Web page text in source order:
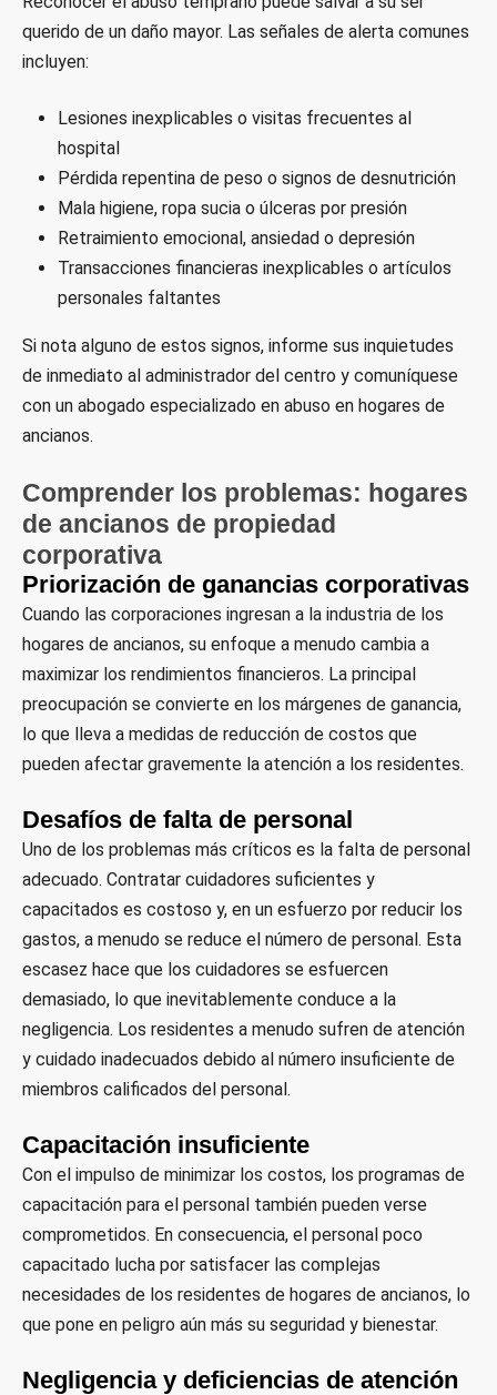
querido de un daño mayor. Las señales de alerta comunes
incluyen:
Lesiones inexplicables o visitas frecuentes al
hospital
Pérdida repentina de peso o signos de desnutrición
Mala higiene, ropa sucia o úlceras por presión
Retraimiento emocional, ansiedad o depresión
Transacciones financieras inexplicables o artículos
personales faltantes
Si nota alguno de estos signos, informe sus inquietudes
de inmediato al administrador del centro y comuníquese
con un abogado especializado en abuso en hogares de
ancianos.
Comprender los problemas: hogares
de ancianos de propiedad
corporativa
Priorización de ganancias corporativas
Cuando las corporaciones ingresan a la industria de los
hogares de ancianos, su enfoque a menudo cambia a
maximizar los rendimientos financieros. La principal
preocupación se convierte en los márgenes de ganancia,
lo que lleva a medidas de reducción de costos que
pueden afectar gravemente la atención a los residentes.
Desafíos de falta de personal
Uno de los problemas más críticos es la falta de personal
adecuado. Contratar cuidadores suficientes y
capacitados es costoso y, en un esfuerzo por reducir los
gastos, a menudo se reduce el número de personal. Esta
escasez hace que los cuidadores se esfuercen
demasiado, lo que inevitablemente conduce a la
negligencia. Los residentes a menudo sufren de atención
y cuidado inadecuados debido al número insuficiente de
miembros calificados del personal.
Capacitación insuficiente
Con el impulso de minimizar los costos, los programas de
capacitación para el personal también pueden verse
comprometidos. En consecuencia, el personal poco
capacitado lucha por satisfacer las complejas
necesidades de los residentes de hogares de ancianos, lo
que pone en peligro aún más su seguridad y bienestar.
Negligencia y deficiencias de atención